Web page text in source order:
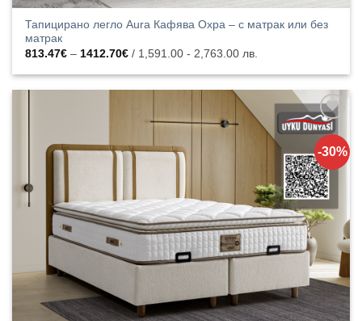
Тапицирано легло Aura Кафява Охра – с матрак или без
матрак
813.47€ – 1412.70€Price
range:
813.47€
/ 1,591.00 - 2,763.00 лв.
-30%
Добавяне
към
списъка с
харесани
продукти